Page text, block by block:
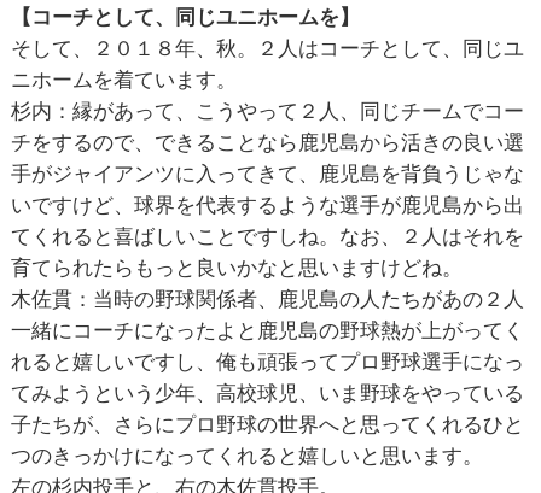
【コーチとして、同じユニホームを】
そして、２０１８年、秋。２人はコーチとして、同じユ
ニホームを着ています。
杉内：縁があって、こうやって２人、同じチームでコー
チをするので、できることなら鹿児島から活きの良い選
手がジャイアンツに入ってきて、鹿児島を背負うじゃな
いですけど、球界を代表するような選手が鹿児島から出
てくれると喜ばしいことですしね。なお、２人はそれを
育てられたらもっと良いかなと思いますけどね。
木佐貫：当時の野球関係者、鹿児島の人たちがあの２人
一緒にコーチになったよと鹿児島の野球熱が上がってく
れると嬉しいですし、俺も頑張ってプロ野球選手になっ
てみようという少年、高校球児、いま野球をやっている
子たちが、さらにプロ野球の世界へと思ってくれるひと
つのきっかけになってくれると嬉しいと思います。
左の杉内投手と、右の木佐貫投手。